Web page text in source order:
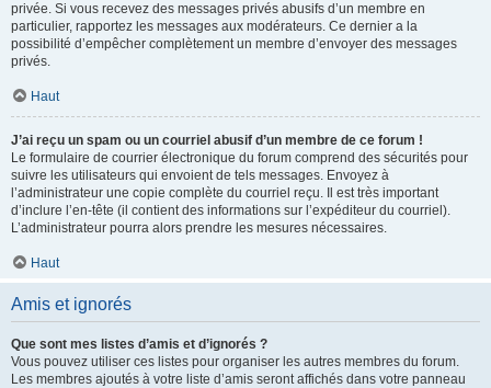
privée. Si vous recevez des messages privés abusifs d’un membre en
particulier, rapportez les messages aux modérateurs. Ce dernier a la
possibilité d’empêcher complètement un membre d’envoyer des messages
privés.
Haut
J’ai reçu un spam ou un courriel abusif d’un membre de ce forum !
Le formulaire de courrier électronique du forum comprend des sécurités pour
suivre les utilisateurs qui envoient de tels messages. Envoyez à
l’administrateur une copie complète du courriel reçu. Il est très important
d’inclure l’en-tête (il contient des informations sur l’expéditeur du courriel).
L’administrateur pourra alors prendre les mesures nécessaires.
Haut
Amis et ignorés
Que sont mes listes d’amis et d’ignorés ?
Vous pouvez utiliser ces listes pour organiser les autres membres du forum.
Les membres ajoutés à votre liste d’amis seront affichés dans votre panneau